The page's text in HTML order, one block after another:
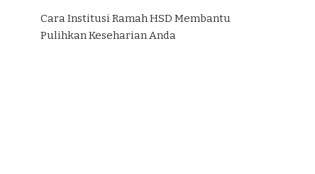
Cara Institusi Ramah HSD Membantu
Pulihkan Keseharian Anda